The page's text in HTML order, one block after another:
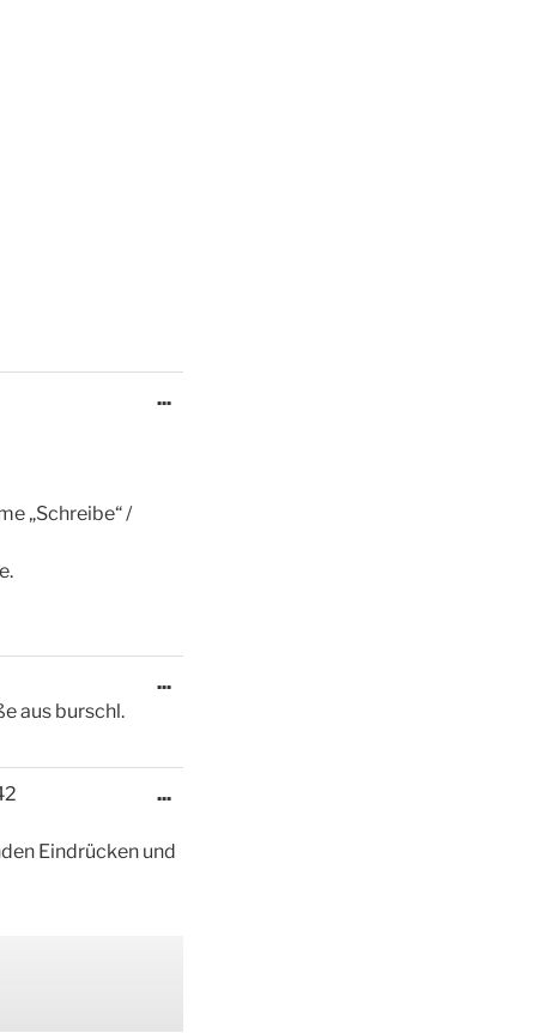
„Schreibe“ /
...Diese
aus burschl.
...Diese
Eindrücken und
...Diese
ein-/ausblenden.